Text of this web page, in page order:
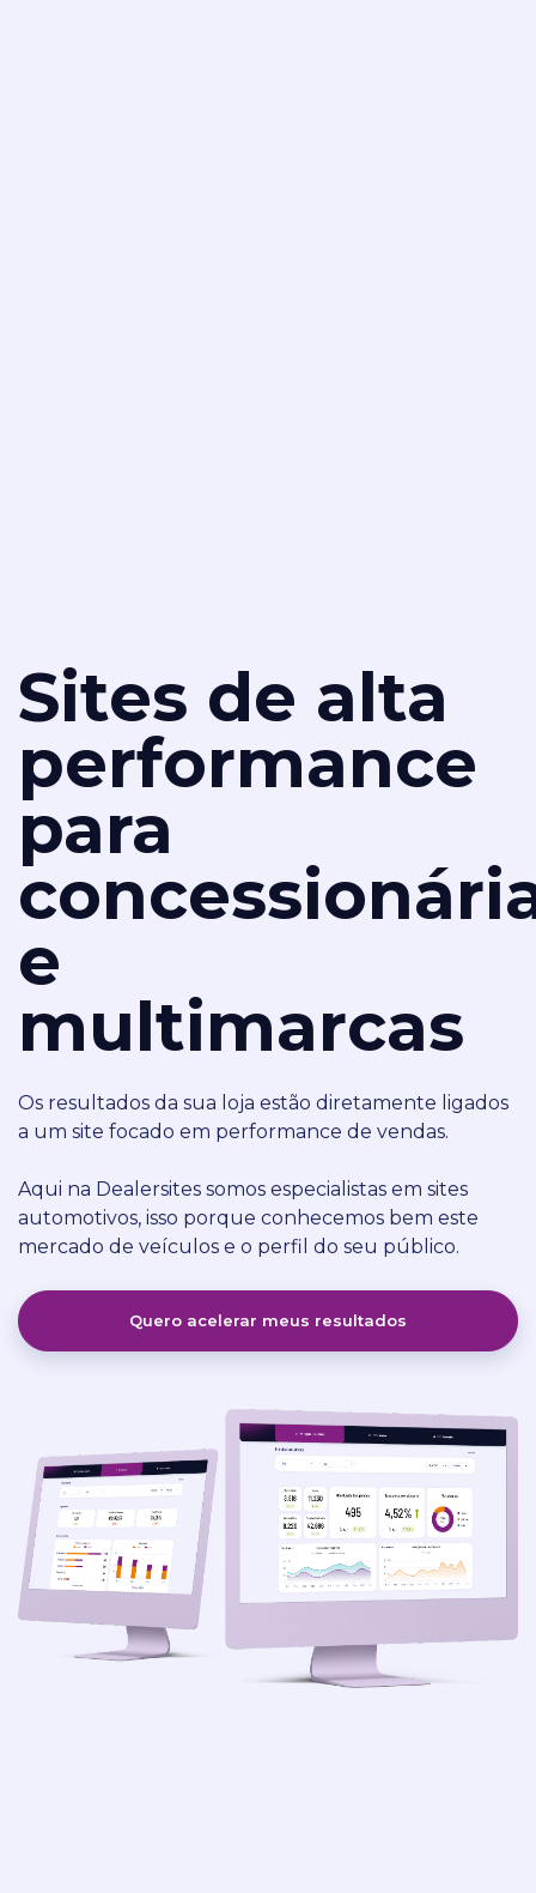
Sites de alta
performance
para
e
multimarcas
Os resultados da sua loja estão diretamente ligados
a um site focado em performance de vendas.
Aqui na Dealersites somos especialistas em sites
automotivos, isso porque conhecemos bem este
mercado de veículos e o perfil do seu público.
Quero acelerar meus resultados